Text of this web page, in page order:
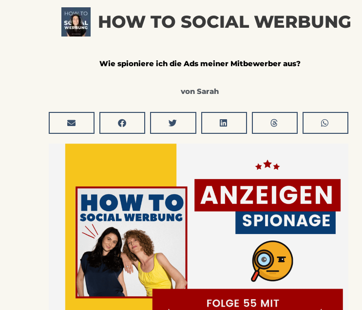
HOW TO SOCIAL WERBUNG
Wie spioniere ich die Ads meiner Mitbewerber aus?
von Sarah